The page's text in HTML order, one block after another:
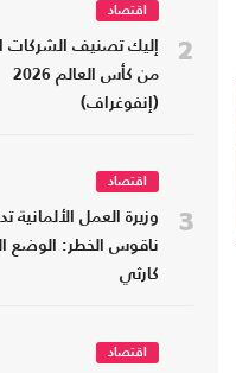
2
اقتصاد
إليك تصنيف الشركات
من كأس العالم 2026
(إنفوغراف)
3
اقتصاد
وزيرة العمل الألمانية
ناقوس الخطر: الوضع
كارثي
اقتصاد